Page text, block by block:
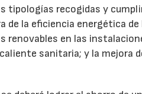
tipologías recogidas y
de la eficiencia energética de
renovables en las
sanitaria; y la mejora